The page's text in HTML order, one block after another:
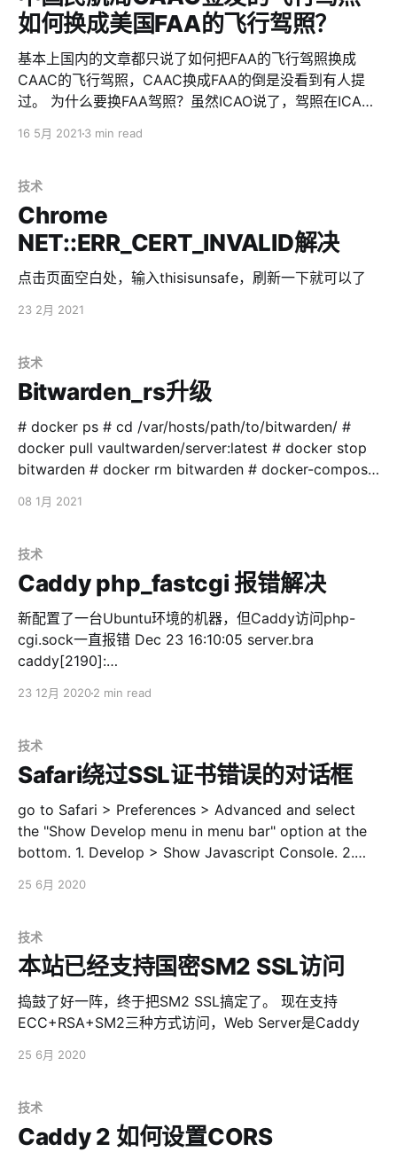
如何换成美国FAA的飞行驾照？
基本上国内的文章都只说了如何把FAA的飞行驾照换成
CAAC的飞行驾照，CAAC换成FAA的倒是没看到有人提
过。 为什么要换FAA驾照？虽然ICAO说了，驾照在ICAO
国注册的飞机（比如在中国驾驶B开头的注册号） * 在非
驾驶B开头的注册号） 如果，拿着中国CAAC发的驾照，
去美国开N开头的飞机，是不可以的。 同理，拿着美国
FAA发的驾照，在中国开B开头的飞机，也是不可以的。
但好就好在，ICAO开了个口子，各国虽然不能直接飞，但
可以先『换』一个当地的驾照，这样就可以在当地飞了。
手续比较多，也比较繁琐。需要重新考笔试、做体检。但
『验证』（Verify）过程就可以了，不需要笔试，不需要
实操，甚至都不需要在美国体检（Holds a medical
certificate issued under part 67 of this
16 5月 2021 3 min read
技术
Chrome
NET::ERR_CERT_INVALID解决
点击页面空白处，输入thisisunsafe，刷新一下就可以了
23 2月 2021
技术
Bitwarden_rs升级
# docker ps # cd /var/hosts/path/to/bitwarden/ #
docker pull vaultwarden/server:latest # docker stop
bitwarden # docker rm bitwarden # docker-compose
docker-compose stop docker-compose pull docker-
08 1月 2021
技术
Caddy php_fastcgi 报错解决
新配置了一台Ubuntu环境的机器，但Caddy访问php-
cgi.sock一直报错 Dec 23 16:10:05 server.bra
caddy[2190]:
log.error.log0","msg":"dialing backend: dial unix
23 12月 20202 min read
技术
Safari绕过SSL证书错误的对话框
go to Safari > Preferences > Advanced and select
the "Show Develop menu in menu bar" option at the
bottom. 1. Develop > Show Javascript Console. 2.
CertificateWarningController.visitInsecureWebsiteWith
run the code and bypass the warning page without
adding the
25 6月 2020
技术
本站已经支持国密SM2 SSL访问
捣鼓了好一阵，终于把SM2 SSL搞定了。 现在支持
ECC+RSA+SM2三种方式访问，Web Server是Caddy
25 6月 2020
技术
Caddy 2 如何设置CORS